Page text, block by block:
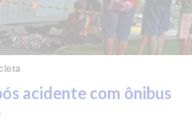
acidente com ônibus